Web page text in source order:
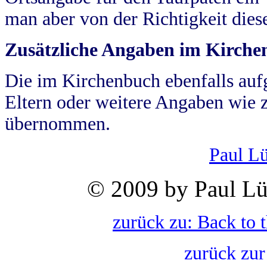
man aber von der Richtigkeit
Zusätzliche Angaben im
Die im Kirchenbuch ebenfalls
Eltern oder weitere Angaben wie
übernommen.
Paul
© 2009 by Paul
zurück zu: Back to
zurück